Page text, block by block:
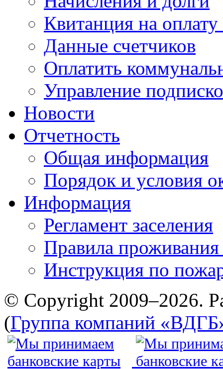
Квитанция на
Данные счетчиков
Оплатить
Управление
Новости
Отчетность
Общая информация
Порядок и условия
Информация
Регламент заселения
Правила
Инструкция по
© Copyright 2009–2026.
(Группа компаний